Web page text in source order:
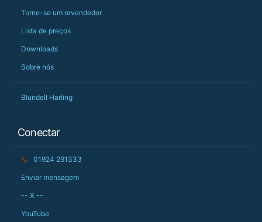
Torne-se um revendedor
Lista de preços
Downloads
Sobre nós
Blundell Harling
Conectar
📞 01924 291333
Enviar mensagem
-- X --
YouTube